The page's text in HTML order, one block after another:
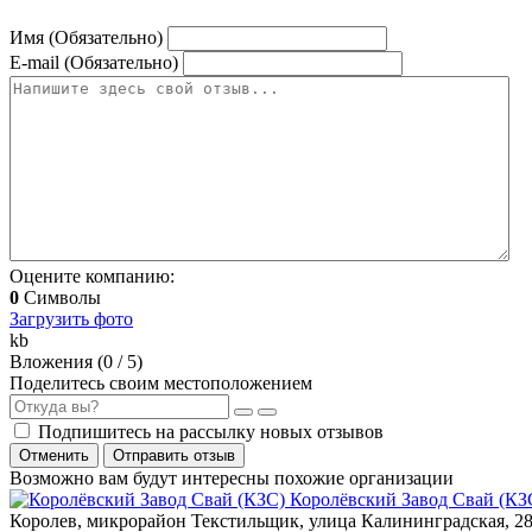
Имя (Обязательно)
E-mail (Обязательно)
Оцените компанию:
0 Символы
Загрузить фото
kb
Вложения (0 / 5)
Поделитесь своим местоположением
Подпишитесь на рассылку новых отзывов
Отменить Отправить отзыв
Возможно вам будут интересны похожие организации
Королёвский Завод Свай
Королев, микрорайон Текстильщик, улица Калининградская,